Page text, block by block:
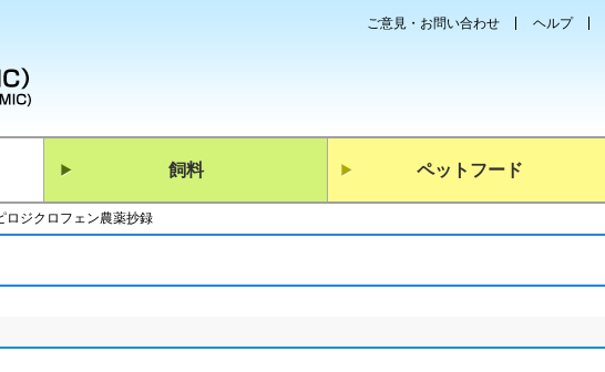
ご意見・お問い合わせ ヘルプ
飼料 ペットフード
ロジクロフェン農薬抄録